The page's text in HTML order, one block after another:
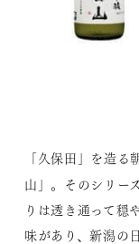
「久保田」を造
山」。そのシリー
りは透き通って穏
味があり、新潟の